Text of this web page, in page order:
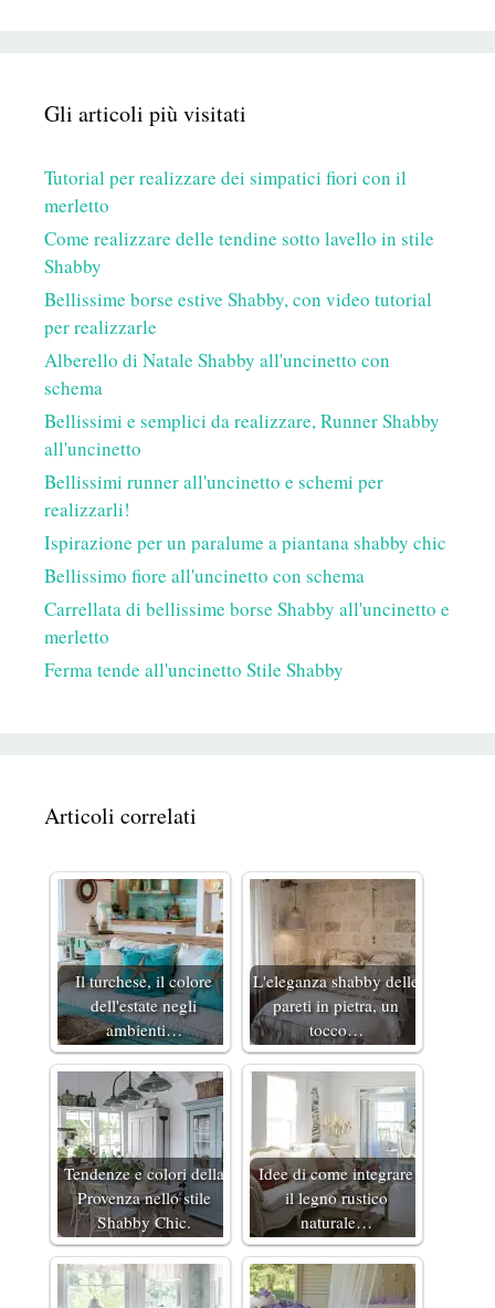
Gli articoli più visitati
Tutorial per realizzare dei simpatici fiori con il
merletto
Come realizzare delle tendine sotto lavello in stile
Shabby
Bellissime borse estive Shabby, con video tutorial
per realizzarle
Alberello di Natale Shabby all'uncinetto con
schema
Bellissimi e semplici da realizzare, Runner Shabby
all'uncinetto
Bellissimi runner all'uncinetto e schemi per
realizzarli!
Ispirazione per un paralume a piantana shabby chic
Bellissimo fiore all'uncinetto con schema
Carrellata di bellissime borse Shabby all'uncinetto e
merletto
Ferma tende all'uncinetto Stile Shabby
Articoli correlati
Il turchese, il colore
dell'estate negli
ambienti…
L'eleganza shabby delle
pareti in pietra, un
tocco…
Tendenze e colori della
Provenza nello stile
Shabby Chic.
Idee di come integrare
il legno rustico
naturale…